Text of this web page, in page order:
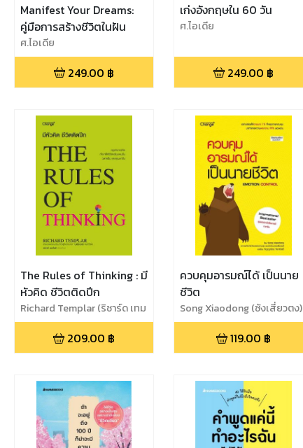
Manifest Your Dreams:
คู่มือการสร้างชีวิตในฝัน
ศ.ไอเดีย
249.00 ฿
เก่งอังกฤษใน 60 วัน
ศ.ไอเดีย
249.00 ฿
The Rules of Thinking : มี
หัวคิด ชีวิตติดปีก
Richard Templar (ริชาร์ด เทม
พลาร์)
209.00 ฿
ควบคุมอารมณ์ได้ เป็นนาย
ชีวิต
Song Xiaodong (ซ้งเสี่ยวตง)
119.00 ฿